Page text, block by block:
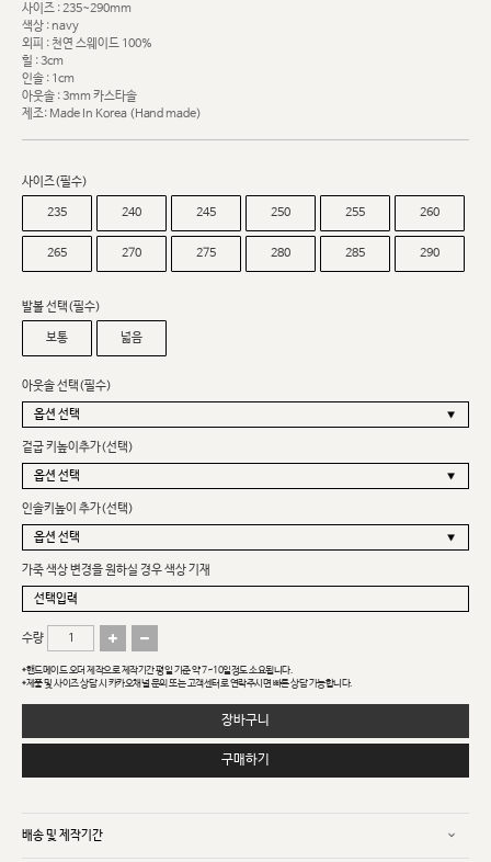
사이즈 : 235~290mm
색상 : navy
외피 : 천연 스웨이드 100%
힐 : 3cm
인솔 : 1cm
아웃솔 : 3mm 카스타솔
제조: Made In Korea (Hand made)
사이즈(필수)
235 240 245 250 255 260
265 270 275 280 285 290
발볼 선택(필수)
보통 넓음
아웃솔 선택(필수)
겉굽 키높이추가(선택)
인솔키높이 추가(선택)
가죽 색상 변경을 원하실 경우 색상 기재
수량
*핸드메이드 오더 제작으로 제작기간 평일 기준 약 7~10일정도 소요됩니다.
*제품 및 사이즈 상담 시 카카오채널 문의 또는 고객센터로 연락주시면 빠른 상담 가능합니다.
장바구니
구매하기
배송 및 제작기간